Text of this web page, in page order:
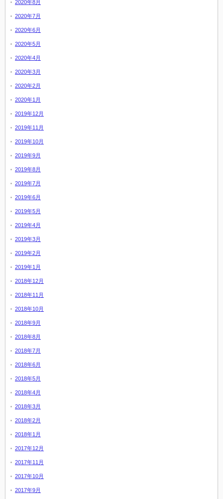
2020年8月
2020年7月
2020年6月
2020年5月
2020年4月
2020年3月
2020年2月
2020年1月
2019年12月
2019年11月
2019年10月
2019年9月
2019年8月
2019年7月
2019年6月
2019年5月
2019年4月
2019年3月
2019年2月
2019年1月
2018年12月
2018年11月
2018年10月
2018年9月
2018年8月
2018年7月
2018年6月
2018年5月
2018年4月
2018年3月
2018年2月
2018年1月
2017年12月
2017年11月
2017年10月
2017年9月